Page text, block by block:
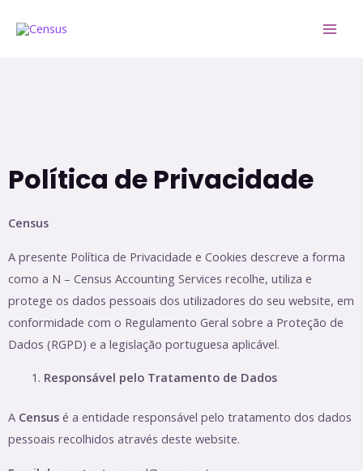
Política de Privacidade
Census
A presente Política de Privacidade e Cookies descreve a forma
como a N – Census Accounting Services recolhe, utiliza e
protege os dados pessoais dos utilizadores do seu website, em
conformidade com o Regulamento Geral sobre a Proteção de
Dados (RGPD) e a legislação portuguesa aplicável.
Responsável pelo Tratamento de Dados
A Census é a entidade responsável pelo tratamento dos dados
pessoais recolhidos através deste website.